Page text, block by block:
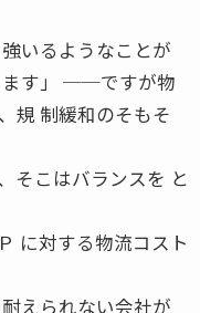
いるようなことが
ます」 ──ですが物
規 制緩和のそもそ
そこはバランスを と
に対する物流コスト
えられない会社が